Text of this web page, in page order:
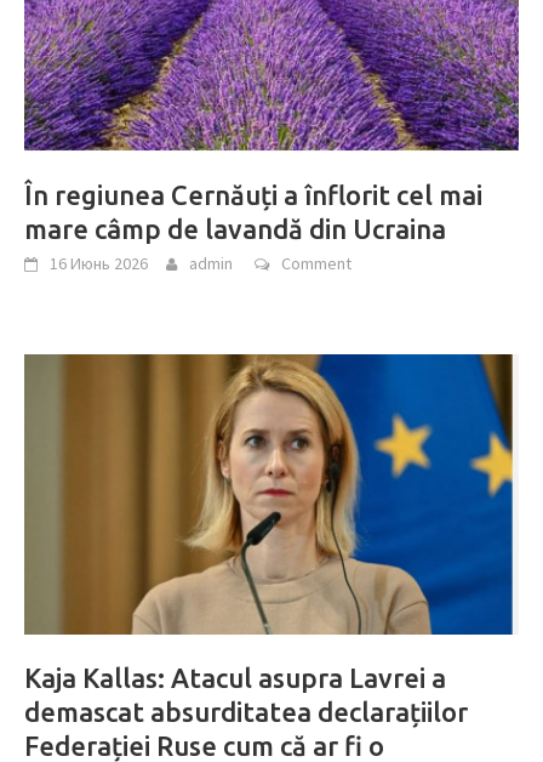
În regiunea Cernăuți a înflorit cel mai
mare câmp de lavandă din Ucraina
16 Июнь 2026 admin Comment
Kaja Kallas: Atacul asupra Lavrei a
demascat absurditatea declarațiilor
Federației Ruse cum că ar fi o